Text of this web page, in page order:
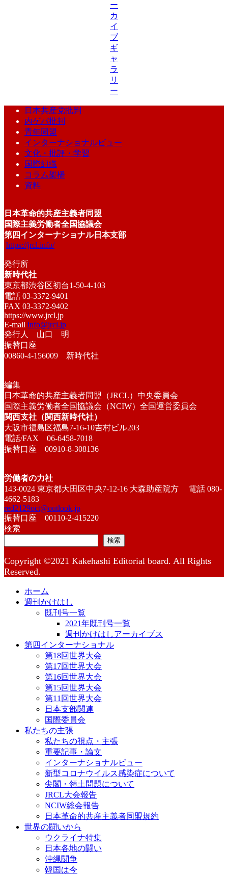
ー
カ
イ
ブ
ギ
ャ
ラ
リ
ー
日本共産党批判
内ゲバ批判
青年同盟
インターナショナルビュー
文化・批評・学習
国際組織
コラム架橋
資料
日本革命的共産主義者同盟
国際主義労働者全国協議会
第四インターナショナル日本支部
https://jrcl.info/
発行所
新時代社
東京都渋谷区初台1-50-4-103
電話 03-3372-9401
FAX 03-3372-9402
https://www.jrcl.jp
E-mail info@jrcl.jp
発行人 山口 明
振替口座
00860-4-156009 新時代社
編集
日本革命的共産主義者同盟（JRCL）中央委員会
国際主義労働者全国協議会（NCIW）全国運営委員会
関西支社（関西新時代社）
大阪市福島区福島7-16-10吉村ビル203
電話/FAX 06-6458-7018
振替口座 00910-8-308136
労働者の力社
143-0024 東京都大田区中央7-12-16 大森助産院方 電話 080-
4662-5183
red2129oct@outlook.jp
振替口座 00110-2-415220
検索
検索
Copyright ©2021 Kakehashi Editorial board. All Rights
Reserved.
ホーム
週刊かけはし
既刊号一覧
2021年既刊号一覧
週刊かけはしアーカイブス
第四インターナショナル
第18回世界大会
第17回世界大会
第16回世界大会
第15回世界大会
第11回世界大会
日本支部関連
国際委員会
私たちの主張
私たちの視点・主張
重要記事・論文
インターナショナルビュー
新型コロナウイルス感染症について
尖閣・領土問題について
JRCL大会報告
NCIW総会報告
日本革命的共産主義者同盟規約
世界の闘いから
ウクライナ特集
日本各地の闘い
沖縄闘争
韓国は今